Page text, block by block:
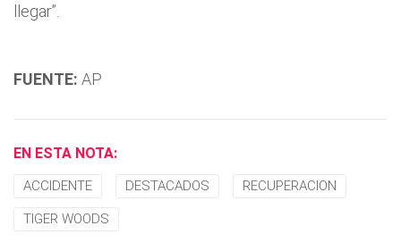
llegar”.
FUENTE: AP
EN ESTA NOTA:
ACCIDENTE DESTACADOS RECUPERACION
TIGER WOODS